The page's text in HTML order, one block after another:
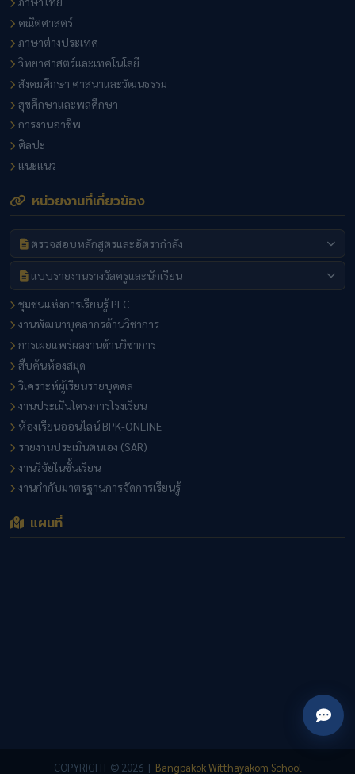
คณิตศาสตร์
ภาษาต่างประเทศ
วิทยาศาสตร์และเทคโนโลยี
สังคมศึกษา ศาสนาและวัฒนธรรม
สุขศึกษาและพลศึกษา
การงานอาชีพ
ศิลปะ
แนะแนว
หน่วยงานที่เกี่ยวข้อง
ตรวจสอบหลักสูตรและอัตรากำลัง
แบบรายงานรางวัลครูและนักเรียน
ชุมชนแห่งการเรียนรู้ PLC
งานพัฒนาบุคลากรด้านวิชาการ
การเผยแพร่ผลงานด้านวิชาการ
สืบค้นห้องสมุด
วิเคราะห์ผู้เรียนรายบุคคล
งานประเมินโครงการโรงเรียน
ห้องเรียนออนไลน์ BPK-ONLINE
รายงานประเมินตนเอง (SAR)
งานวิจัยในชั้นเรียน
งานกำกับมาตรฐานการจัดการเรียนรู้
แผนที่
COPYRIGHT © 2026 | Bangpakok Witthayakom School